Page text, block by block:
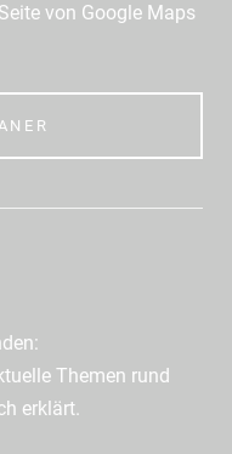
von Google Maps
Themen rund
erklärt.